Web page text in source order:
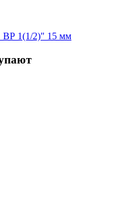
ВР 1(1/2)" 15 мм